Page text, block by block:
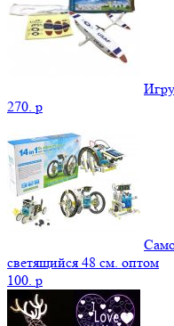
270. p
светящийся 48 см. оптом
100. p